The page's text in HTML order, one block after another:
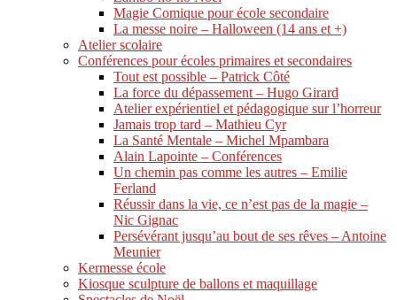
Magie Comique pour école secondaire
La messe noire – Halloween (14 ans et +)
Atelier scolaire
Conférences pour écoles primaires et secondaires
Tout est possible – Patrick Côté
La force du dépassement – Hugo Girard
Atelier expérientiel et pédagogique sur l’horreur
Jamais trop tard – Mathieu Cyr
La Santé Mentale – Michel Mpambara
Alain Lapointe – Conférences
Un chemin pas comme les autres – Emilie
Ferland
Réussir dans la vie, ce n’est pas de la magie –
Nic Gignac
Persévérant jusqu’au bout de ses rêves – Antoine
Meunier
Kermesse école
Kiosque sculpture de ballons et maquillage